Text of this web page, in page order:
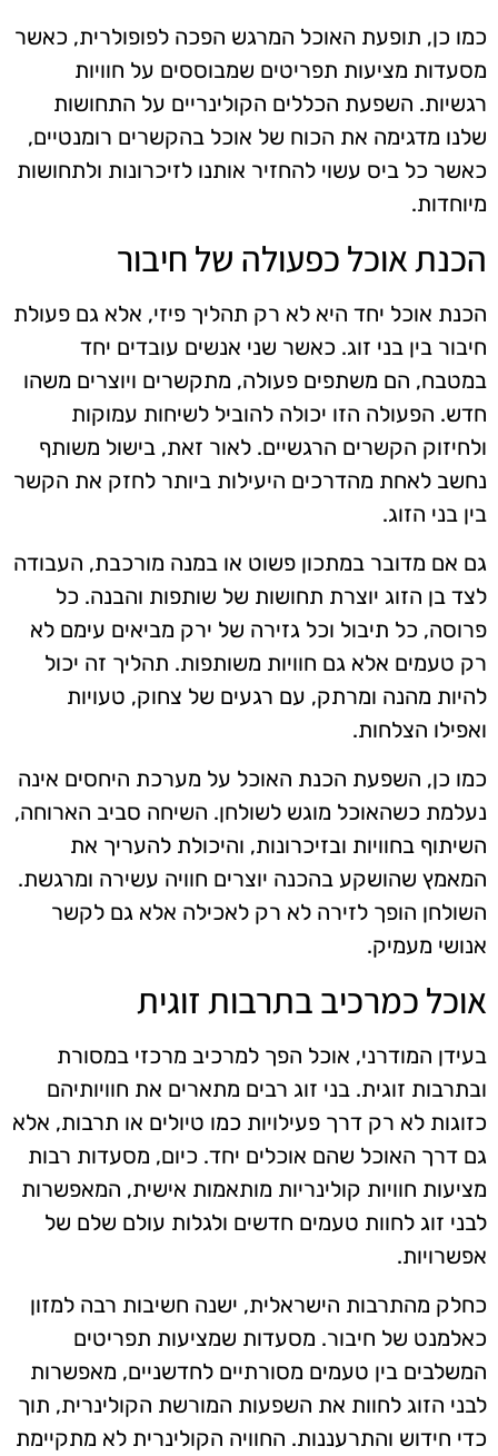
כמו כן, תופעת האוכל המרגש הפכה לפופולרית, כאשר
מסעדות מציעות תפריטים שמבוססים על חוויות
רגשיות. השפעת הכללים הקולינריים על התחושות
שלנו מדגימה את הכוח של אוכל בהקשרים רומנטיים,
כאשר כל ביס עשוי להחזיר אותנו לזיכרונות ולתחושות
מיוחדות.
הכנת אוכל כפעולה של חיבור
הכנת אוכל יחד היא לא רק תהליך פיזי, אלא גם פעולת
חיבור בין בני זוג. כאשר שני אנשים עובדים יחד
במטבח, הם משתפים פעולה, מתקשרים ויוצרים משהו
חדש. הפעולה הזו יכולה להוביל לשיחות עמוקות
ולחיזוק הקשרים הרגשיים. לאור זאת, בישול משותף
נחשב לאחת מהדרכים היעילות ביותר לחזק את הקשר
בין בני הזוג.
גם אם מדובר במתכון פשוט או במנה מורכבת, העבודה
לצד בן הזוג יוצרת תחושות של שותפות והבנה. כל
פרוסה, כל תיבול וכל גזירה של ירק מביאים עימם לא
רק טעמים אלא גם חוויות משותפות. תהליך זה יכול
להיות מהנה ומרתק, עם רגעים של צחוק, טעויות
ואפילו הצלחות.
כמו כן, השפעת הכנת האוכל על מערכת היחסים אינה
נעלמת כשהאוכל מוגש לשולחן. השיחה סביב הארוחה,
השיתוף בחוויות ובזיכרונות, והיכולת להעריך את
המאמץ שהושקע בהכנה יוצרים חוויה עשירה ומרגשת.
השולחן הופך לזירה לא רק לאכילה אלא גם לקשר
אנושי מעמיק.
אוכל כמרכיב בתרבות זוגית
בעידן המודרני, אוכל הפך למרכיב מרכזי במסורת
ובתרבות זוגית. בני זוג רבים מתארים את חוויותיהם
כזוגות לא רק דרך פעילויות כמו טיולים או תרבות, אלא
גם דרך האוכל שהם אוכלים יחד. כיום, מסעדות רבות
מציעות חוויות קולינריות מותאמות אישית, המאפשרות
לבני זוג לחוות טעמים חדשים ולגלות עולם שלם של
אפשרויות.
כחלק מהתרבות הישראלית, ישנה חשיבות רבה למזון
כאלמנט של חיבור. מסעדות שמציעות תפריטים
המשלבים בין טעמים מסורתיים לחדשניים, מאפשרות
לבני הזוג לחוות את השפעות המורשת הקולינרית, תוך
כדי חידוש והתרעננות. החוויה הקולינרית לא מתקיימת